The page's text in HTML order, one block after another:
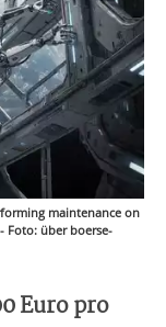
maintenance on
Foto: über boerse-
Euro pro